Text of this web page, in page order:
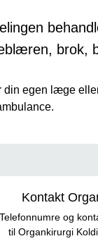
brok,
din egen læge
Kontakt
Telefonnumre og
til Organkirurgi